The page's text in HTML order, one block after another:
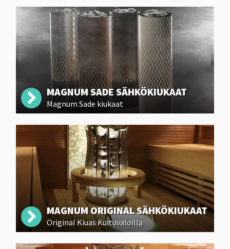
MAGNUM SADE SÄHKÖKIUKAAT
Magnum Sade kiukaat
MAGNUM ORIGINAL SÄHKÖKIUKAAT
Original Kiuas Kuituvaloilla